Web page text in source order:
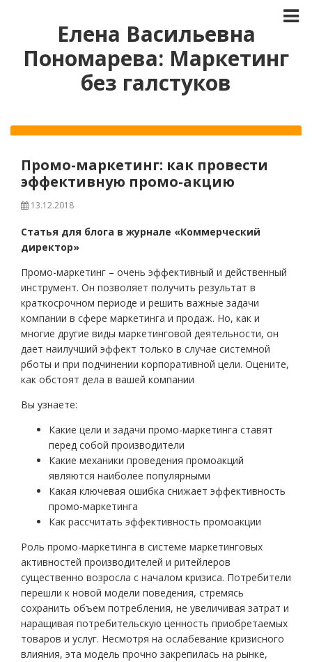
Елена Васильевна
Пономарева: Маркетинг
без галстуков
Промо-маркетинг: как провести
эффективную промо-акцию
13.12.2018
Статья для блога в журнале «Коммерческий
директор»
Промо-маркетинг – очень эффективный и действенный
инструмент. Он позволяет получить результат в
краткосрочном периоде и решить важные задачи
компании в сфере маркетинга и продаж. Но, как и
многие другие виды маркетинговой деятельности, он
дает наилучший эффект только в случае системной
рботы и при подчинении корпоративной цели. Оцените,
как обстоят дела в вашей компании
Вы узнаете:
Какие цели и задачи промо-маркетинга ставят
перед собой производители
Какие механики проведения промоакций
являются наиболее популярными
Какая ключевая ошибка снижает эффективность
промо-маркетинга
Как рассчитать эффективность промоакции
Роль промо-маркетинга в системе маркетинговых
активностей производителей и ритейлеров
существенно возросла с началом кризиса. Потребители
перешли к новой модели поведения, стремясь
сохранить объем потребления, не увеличивая затрат и
наращивая потребительскую ценность приобретаемых
товаров и услуг. Несмотря на ослабевание кризисного
влияния, эта модель прочно закрепилась на рынке,